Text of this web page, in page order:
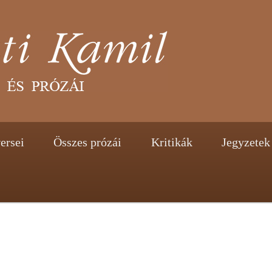
Összes prózái Kritikák Jegyzetek